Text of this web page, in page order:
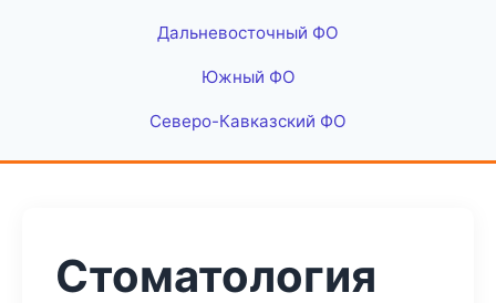
Дальневосточный ФО
Южный ФО
Северо-Кавказский ФО
Стоматология